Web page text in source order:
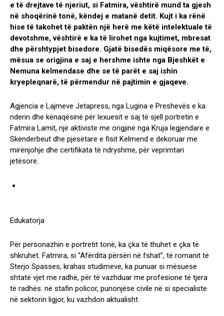
e të drejtave të njeriut, si Fatmira, vështirë mund ta gjesh
në shoqërinë tonë, këndej e matanë detit. Kujt i ka rënë
hise të takohet të paktën një herë me këtë intelektuale të
devotshme, vështirë e ka të lirohet nga kujtimet, mbresat
dhe përshtypjet bisedore. Gjatë bisedës miqësore me të,
mësua se origjina e saj e hershme ishte nga Bjeshkët e
Nemuna kelmendase dhe se të parët e saj ishin
kryepleqnarë, të përmendur në pajtimin e gjaqeve.
Agjencia e Lajmeve Jetapress, nga Lugina e Preshevës e ka
nderin dhe kënaqësinë për lexuesit e saj të sjell portretin e
Fatmira Lamit, një aktiviste me origjinë nga Kruja legjendare e
Skënderbeut dhe pjesëtare e fisit Kelmend e dekoruar me
mirënjohje dhe certifikata të ndryshme, për veprimtari
jetësore.
Edukatorja
Për personazhin e portretit tonë, ka çka të thuhet e çka të
shkruhet. Fatmira, si “Afërdita përsëri në fshat”, të romanit të
Sterjo Spasses, krahas studimeve, ka punuar si mësuese
shtatë vjet me radhë, për të vazhduar me profesione të tjera
të radhës: në stafin policor, punonjëse civile në si specialiste
në sektorin ligjor, ku vazhdon aktualisht.